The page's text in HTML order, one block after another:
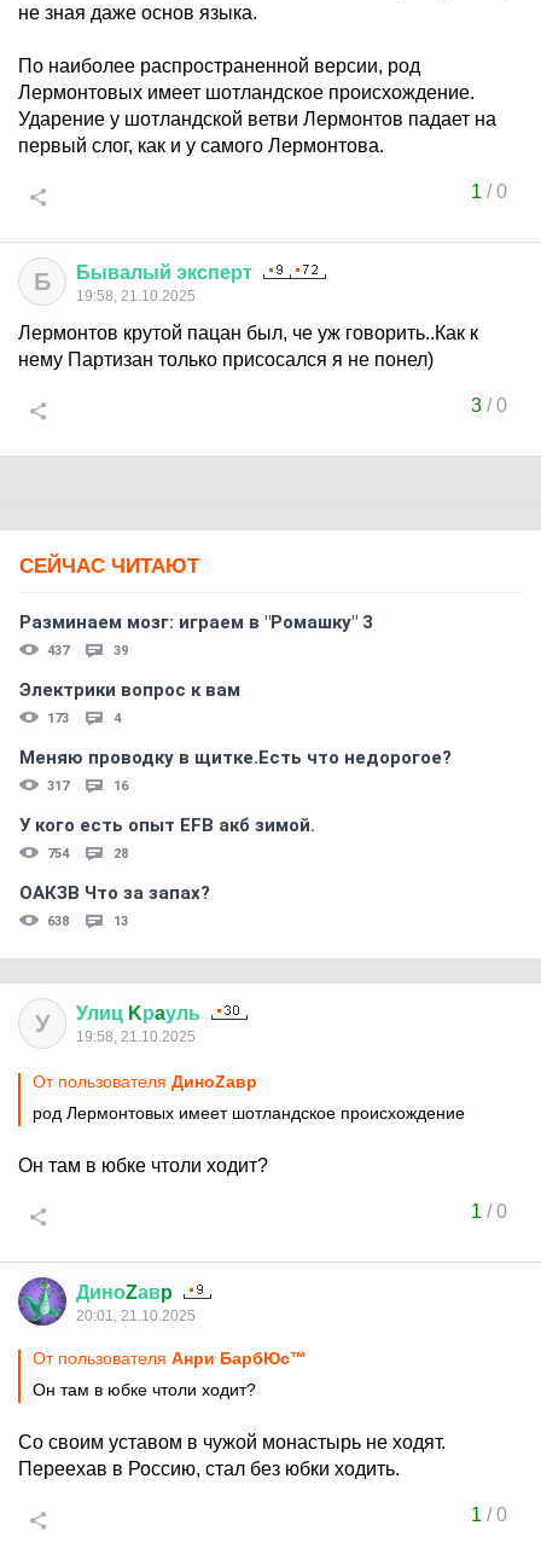
не зная даже основ языка.
По наиболее распространенной версии, род
Лермонтовых имеет шотландское происхождение.
Ударение у шотландской ветви Лермонтов падает на
первый слог, как и у самого Лермонтова.
1 /0
Б Бывалый эксперт
19:58, 21.10.2025
Лермонтов крутой пацан был, че уж говорить..Как к
нему Партизан только присосался я не понел)
3/0
СЕЙЧАС ЧИТАЮТ
Разминаем мозг: играем в "Ромашку" 3
437 39
Электрики вопрос к вам
173 4
Меняю проводку в щитке.Есть что недорогое?
317 16
У кого есть опыт EFB акб зимой.
754 28
ОАКЗВ Что за запах?
638 13
У Улиц Kрaуль
19:58, 21.10.2025
От пользователя ДиноZавp
род Лермонтовых имеет шотландское происхождение
Он там в юбке чтоли ходит?
1 /0
ДиноZавp
20:01, 21.10.2025
От пользователя Анри БарбЮс™
Он там в юбке чтоли ходит?
Со своим уставом в чужой монастырь не ходят.
Переехав в Россию, стал без юбки ходить.
1 /0